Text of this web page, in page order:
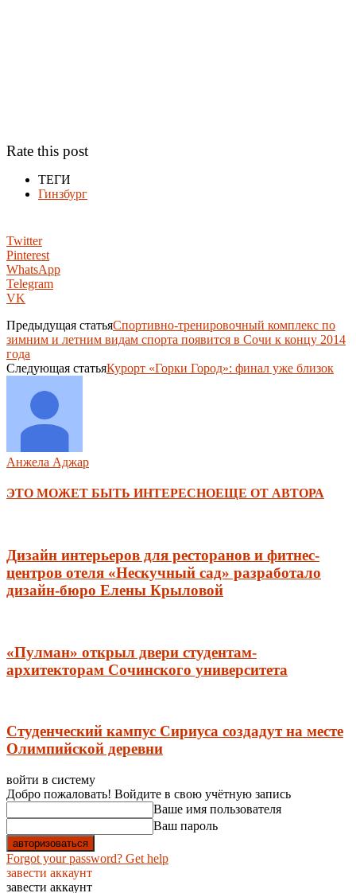
Rate this post
ТЕГИ
Гинзбург
Twitter
Pinterest
WhatsApp
Telegram
VK
Предыдущая статьяСпортивно-тренировочный комплекс по
зимним и летним видам спорта появится в Сочи к концу 2014
года
Следующая статьяКурорт «Горки Город»: финал уже близок
Анжела Аджар
ЭТО МОЖЕТ БЫТЬ ИНТЕРЕСНОЕЩЕ ОТ АВТОРА
Дизайн интерьеров для ресторанов и фитнес-
центров отеля «Нескучный сад» разработало
дизайн-бюро Елены Крыловой
«Пулман» открыл двери студентам-
архитекторам Сочинского университета
Студенческий кампус Сириуса создадут на месте
Олимпийской деревни
войти в систему
Добро пожаловать! Войдите в свою учётную запись
Ваше имя пользователя
Ваш пароль
Forgot your password? Get help
завести аккаунт
завести аккаунт